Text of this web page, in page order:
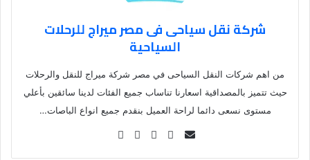
شركة نقل سياحى فى مصر ميراج للرحلات
السياحية
من اهم شركات النقل السياحى في مصر شركة ميراج للنقل والرحلات
حيث تتميز بالمصداقية اسعارنا تناساب جميع الفئات لدينا سائقين بأعلي
مستوى نسعى دائما لراحة العميل بنقدم جميع انواع الباصات…
Se